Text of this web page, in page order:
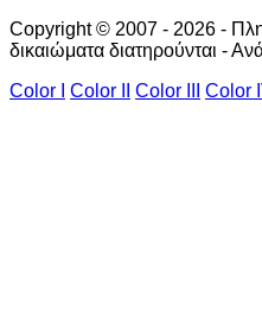
Copyright © 2007 - 2026 -
δικαιώματα διατηρούνται -
Color I
Color II Color III Color